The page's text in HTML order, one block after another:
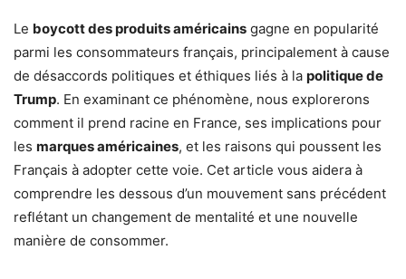
Le boycott des produits américains gagne en popularité
parmi les consommateurs français, principalement à cause
de désaccords politiques et éthiques liés à la politique de
Trump. En examinant ce phénomène, nous explorerons
comment il prend racine en France, ses implications pour
les marques américaines, et les raisons qui poussent les
Français à adopter cette voie. Cet article vous aidera à
comprendre les dessous d’un mouvement sans précédent
reflétant un changement de mentalité et une nouvelle
manière de consommer.